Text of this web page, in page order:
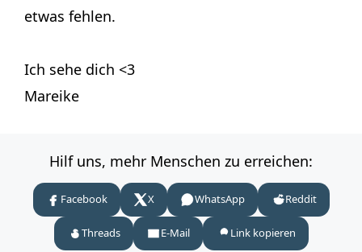
etwas fehlen.
Ich sehe dich <3
Mareike
Hilf uns, mehr Menschen zu erreichen:
Facebook X WhatsApp Reddit
Threads E-Mail Link kopieren